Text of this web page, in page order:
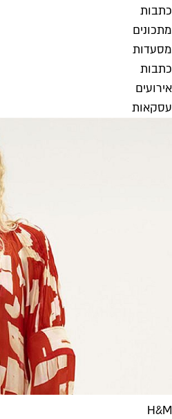
כתבות
מתכונים
מסעדות
כתבות
אירועים
עסקאות
H&M